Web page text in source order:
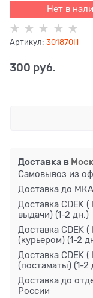
Нет в
Артикул: 301870H
300 руб.
Доставка в
Самовывоз из
Доставка до
Доставка CDEK
выдачи) (1-2 дн.)
Доставка CDEK
(курьером) (1-2
Доставка CDEK
(постаматы) (1-2
Доставка до
России